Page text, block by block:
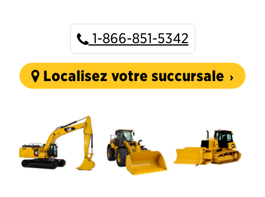
1-866-851-5342
Localisez votre succursale